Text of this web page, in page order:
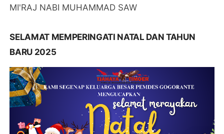
MI'RAJ NABI MUHAMMAD SAW
SELAMAT MEMPERINGATI NATAL DAN TAHUN
BARU 2025